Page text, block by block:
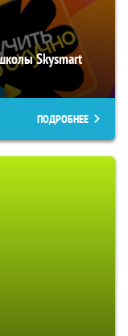
Skysmart
ПОДРОБНЕЕ